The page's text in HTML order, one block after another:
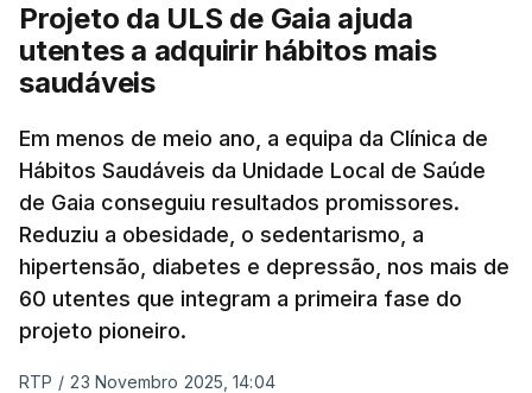
Projeto da ULS de Gaia ajuda
utentes a adquirir hábitos mais
saudáveis
Em menos de meio ano, a equipa da Clínica de
Hábitos Saudáveis da Unidade Local de Saúde
de Gaia conseguiu resultados promissores.
Reduziu a obesidade, o sedentarismo, a
hipertensão, diabetes e depressão, nos mais de
60 utentes que integram a primeira fase do
projeto pioneiro.
RTP / 23 Novembro 2025, 14:04